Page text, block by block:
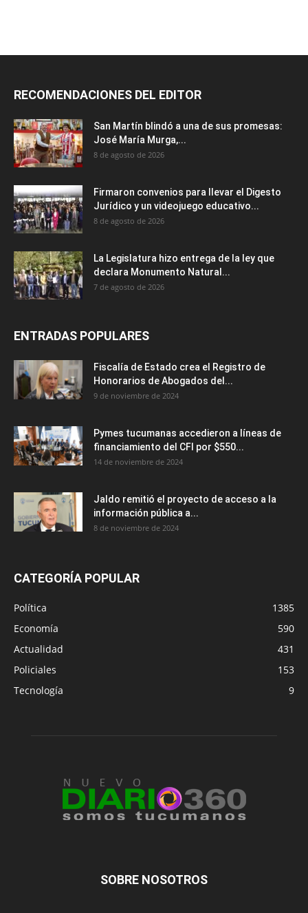
RECOMENDACIONES DEL EDITOR
San Martín blindó a una de sus promesas:
José María Murga,...
8 de agosto de 2026
Firmaron convenios para llevar el Digesto
Jurídico y un videojuego educativo...
8 de agosto de 2026
La Legislatura hizo entrega de la ley que
declara Monumento Natural...
7 de agosto de 2026
ENTRADAS POPULARES
Fiscalía de Estado crea el Registro de
Honorarios de Abogados del...
9 de noviembre de 2024
Pymes tucumanas accedieron a líneas de
financiamiento del CFI por $550...
14 de noviembre de 2024
Jaldo remitió el proyecto de acceso a la
información pública a...
8 de noviembre de 2024
CATEGORÍA POPULAR
Política
1385
Economía
590
Actualidad
431
Policiales
153
Tecnología
9
SOBRE NOSOTROS